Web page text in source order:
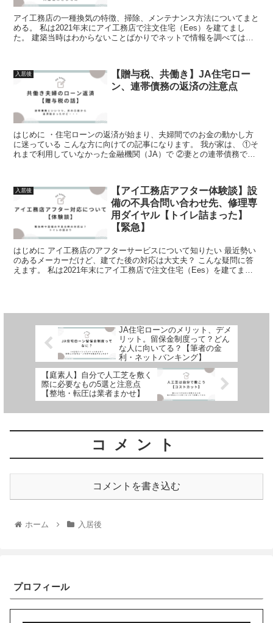
アイ工務店の一種換気の特徴、掃除、メンテナンス方法についてまと
める。 私は2021年末にアイ工務店で注文住宅（Ees）を建てまし
た。 建築当時はわからないことばかりでネットで情報を調べては不
入居後
【贈与税、共働き】JA住宅ロー
ン、連帯債務の返済の注意点
はじめに ・住宅ローンの返済が始まり、夫婦間でのお金の動かし方
に迷っている こんな方に向けての記事になります。 我が家は、 ①そ
れまで利用していなかった金融機関（JA）で ②妻との連帯債務で
入居後
【アイ工務店アフター体験談】設
備の不具合問い合わせ先、修理専
用ダイヤル【トイレ詰まった】
【緊急】
はじめに アイ工務店のアフターサービスについて知りたい 最近勢い
のあるメーカーだけど、建てた後の対応は大丈夫？ こんな疑問に答
えます。 私は2021年末にアイ工務店で注文住宅（Ees）を建てまし
JA住宅ローンのメリット、デメ
リット。留保金制度って？どん
な人に向いてる？【筆者の金
利・ネットバンキング】
【庭素人】自分で人工芝を敷く
際に必要なもの5選と注意点
【整地・転圧は業者まかせ】
コメント
コメントを書き込む
ホーム 入居後
プロフィール